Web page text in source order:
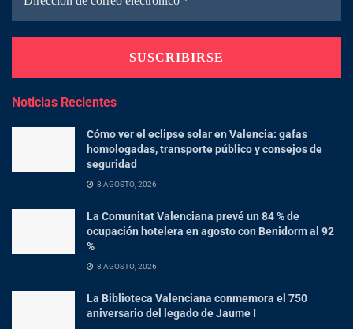
Noticias Recientes
Cómo ver el eclipse solar en Valencia: gafas
homologadas, transporte público y consejos de
seguridad
8 AGOSTO, 2026
La Comunitat Valenciana prevé un 84 % de
ocupación hotelera en agosto con Benidorm al 92
%
8 AGOSTO, 2026
La Biblioteca Valenciana conmemora el 750
aniversario del legado de Jaume I